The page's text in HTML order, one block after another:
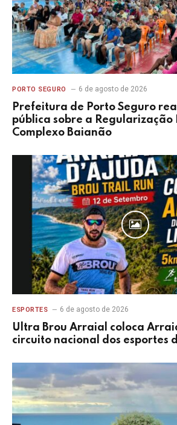
PORTO SEGURO 6 de agosto de 2026
Prefeitura de Porto Seguro
pública sobre a Regularização
Complexo Baianão
ESPORTES 6 de agosto de 2026
Ultra Brou Arraial coloca
circuito nacional dos esportes